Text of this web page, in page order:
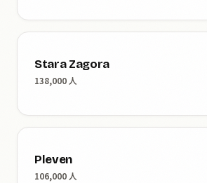
Stara Zagora
138,000 人
Pleven
106,000 人